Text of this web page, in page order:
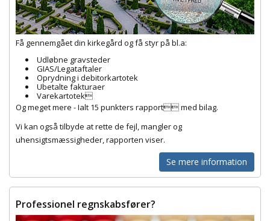
Få gennemgået din kirkegård og få styr på bl.a:
Udløbne gravsteder
GIAS/Legataftaler
Oprydning i debitorkartotek
Ubetalte fakturaer
Varekartotek
Og meget mere - Ialt 15 punkters rapport med bilag.
Vi kan også tilbyde at rette de fejl, mangler og
uhensigtsmæssigheder, rapporten viser.
Se mere information
Professionel regnskabsfører?